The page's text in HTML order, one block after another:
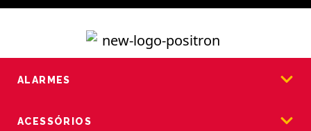
ALARMES
ACESSÓRIOS